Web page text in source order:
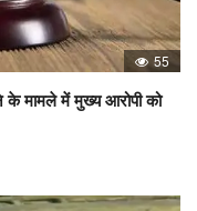
55
मामले में मुख्य आरोपी को